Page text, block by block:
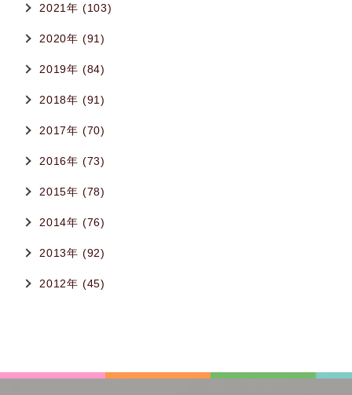
2021年 (103)
2020年 (91)
2019年 (84)
2018年 (91)
2017年 (70)
2016年 (73)
2015年 (78)
2014年 (76)
2013年 (92)
2012年 (45)